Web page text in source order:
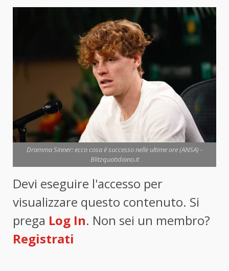
Dramma Sinner: ecco cosa è successo nelle ultime ore (ANSA) -
Blitzquotidiano.it
Devi eseguire l'accesso per
visualizzare questo contenuto. Si
prega Log In. Non sei un membro?
Registrati